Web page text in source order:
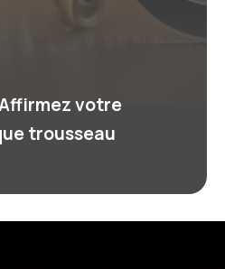
votre
trousseau